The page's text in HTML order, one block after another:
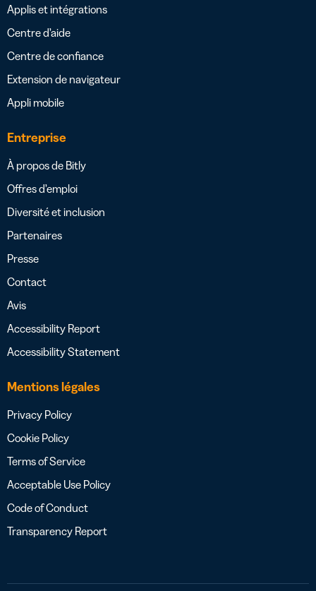
Applis et intégrations
Centre d’aide
Centre de confiance
Extension de navigateur
Appli mobile
Entreprise
À propos de Bitly
Offres d’emploi
Diversité et inclusion
Partenaires
Presse
Contact
Avis
Accessibility Report
Accessibility Statement
Mentions légales
Privacy Policy
Cookie Policy
Terms of Service
Acceptable Use Policy
Code of Conduct
Transparency Report